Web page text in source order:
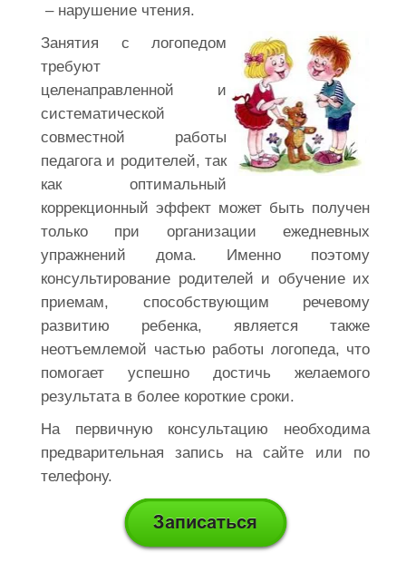
– нарушение чтения.
Занятия с логопедом
требуют
целенаправленной и
систематической
совместной работы
педагога и родителей, так
как оптимальный
коррекционный эффект может быть получен
только при организации ежедневных
упражнений дома. Именно поэтому
консультирование родителей и обучение их
приемам, способствующим речевому
развитию ребенка, является также
неотъемлемой частью работы логопеда, что
помогает успешно достичь желаемого
результата в более короткие сроки.
На первичную консультацию необходима
предварительная запись на сайте или по
телефону.